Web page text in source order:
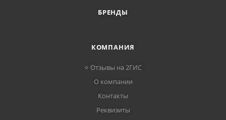
БРЕНДЫ
КОМПАНИЯ
⭐ Отзывы на 2ГИС
О компании
Контакты
Реквизиты